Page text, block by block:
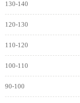
130-140
120-130
110-120
100-110
90-100